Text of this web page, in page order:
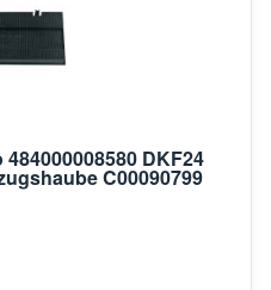
DKF24
C00090799